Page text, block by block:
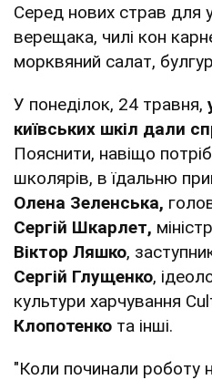
Серед нових страв для
верещака, чилі кон
морквяний салат,
У понеділок, 24 травня,
київських шкіл дали
Пояснити, навіщо
школярів, в їдальню
Олена Зеленська,
Сергій Шкарлет,
Віктор Ляшко,
Сергій Глущенко,
культури харчування
Клопотенко та інші.
"Коли починали